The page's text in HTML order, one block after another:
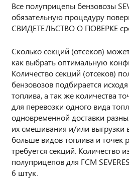
Все полуприцепы бензовозы
обязательную процедуру
СВИДЕТЕЛЬСТВО О ПОВЕРКЕ
Сколько секций (отсеков)
как выбрать оптимальную
Количество секций (отсеков)
бензовозов подбирается
топлива, а так же количества
для перевозки одного вида
одновременной доставки
их смешивания и/или выгрузки
больше видов топлива и точек
требуется секций. Количество
полуприцепов для ГСМ
6 штук.